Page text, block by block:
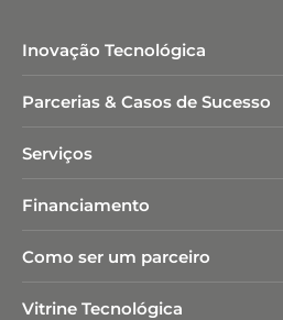
Inovação Tecnológica
Parcerias & Casos de Sucesso
Serviços
Financiamento
Como ser um parceiro
Vitrine Tecnológica